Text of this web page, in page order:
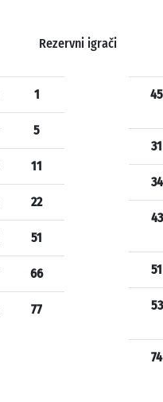
Rezervni igrači
1
5
11
22
51
66
77
45
31
34
43
51
53
74